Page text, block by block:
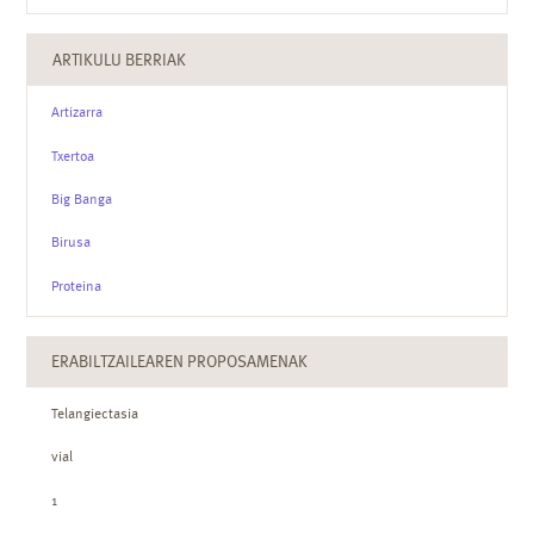
ARTIKULU BERRIAK
Artizarra
Txertoa
Big Banga
Birusa
Proteina
ERABILTZAILEAREN PROPOSAMENAK
Telangiectasia
vial
1